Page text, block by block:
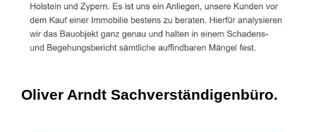
Oliver Arndt Sachverständigenbüro.